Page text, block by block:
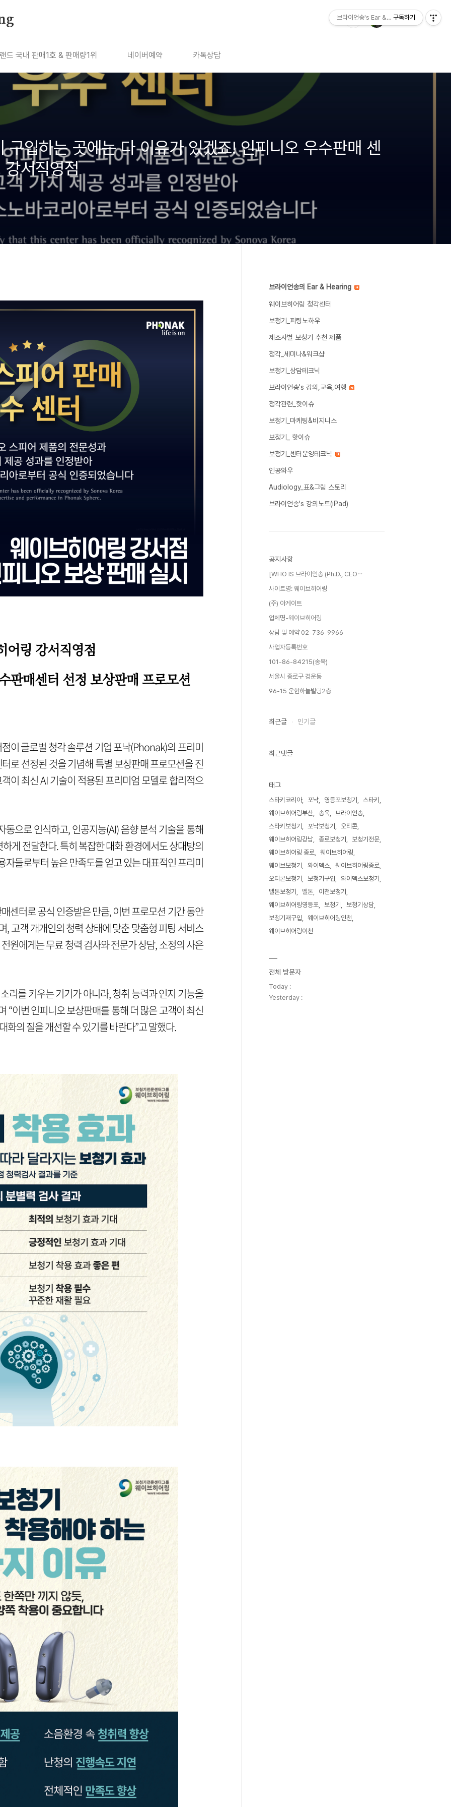
드 국내 판매1호 & 판매량1위 네이버예약 카톡상담
구입하는 곳에는 다 이유가 있겠죠! 인피니오 우수판매 센
서직영점
어링 강서직영점
판매센터 선정 보상판매 프로모션
이 글로벌 청각 솔루션 기업 포낙(Phonak)의 프리미
로 선정된 것을 기념해 특별 보상판매 프로모션을 진
이 최신 AI 기술이 적용된 프리미엄 모델로 합리적으
으로 인식하고, 인공지능(AI) 음향 분석 기술을 통해
게 전달한다. 특히 복잡한 대화 환경에서도 상대방의
들로부터 높은 만족도를 얻고 있는 대표적인 프리미
센터로 공식 인증받은 만큼, 이번 프로모션 기간 동안
, 고객 개개인의 청력 상태에 맞춘 맞춤형 피팅 서비스
원에게는 무료 청력 검사와 전문가 상담, 소정의 사은
리를 키우는 기기가 아니라, 청취 능력과 인지 기능을
“이번 인피니오 보상판매를 통해 더 많은 고객이 최신
화의 질을 개선할 수 있기를 바란다”고 말했다.
브라이언송의 Ear & Hearing
웨이브히어링 청각센터
보청기_피팅노하우
제조사별 보청기 추천 제품
청각_세미나&워크샵
보청기_상담테크닉
브라이언송's 강의,교육,여행
청각관련_핫이슈
보청기_마케팅&비지니스
보청기_ 핫이슈
보청기_센터운영테크닉
인공와우
Audiology_표&그림 스토리
브라이언송's 강의노트(iPad)
공지사항
[WHO IS 브라이언송 (Ph.D., CEO⋯
사이트명: 웨이브히어링
(주) 아게이트
업체명-웨이브히어링
상담 및 예약 02-736-9966
사업자등록번호
101-86-84215(송욱)
서울시 종로구 경운동
96-15 운현하늘빌딩2층
최근글 인기글
최근댓글
태그
스타키코리아 포낙 영등포보청기
스타키
웨이브히어링부산
송욱
브라이언송
스타키보청기
포낙보청기
오티콘
웨이브히어링강남
종로보청기
보청기전문
웨이브히어링 종로
웨이브히어링
웨이브보청기
와이덱스
웨이브히어링종로
오티콘보청기
보청기구입
와이덱스보청기
벨톤보청기
벨톤
이천보청기
웨이브히어링영등포
보청기
보청기상담
보청기재구입
웨이브히어링인천
웨이브히어링이천
전체 방문자
Today :
Yesterday :
브라이언송's Ear & Hearing
구독하기